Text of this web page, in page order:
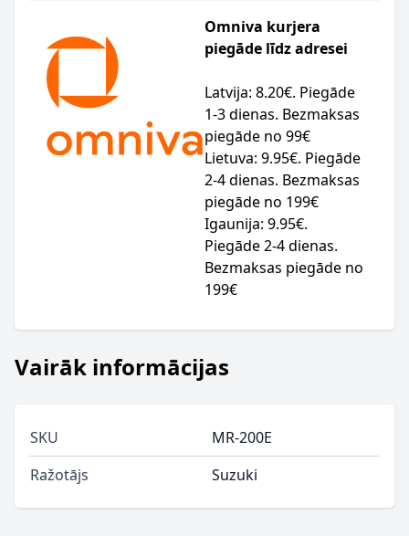
Omniva kurjera
piegāde līdz adresei
Latvija: 8.20€. Piegāde
1-3 dienas. Bezmaksas
piegāde no 99€
Lietuva: 9.95€. Piegāde
2-4 dienas. Bezmaksas
piegāde no 199€
Igaunija: 9.95€.
Piegāde 2-4 dienas.
Bezmaksas piegāde no
199€
Vairāk informācijas
SKU
MR-200E
Ražotājs
Suzuki